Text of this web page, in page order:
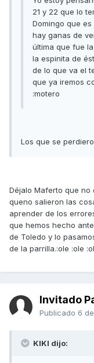
21 y 22 que lo
Domingo que
hay ganas de
última que fue
la espinita de
de lo que va el
que ya iremos
:motero
Los que se
Déjalo Maferto que no
queno salieron las
aprender de los
que hemos hecho
de Toledo y lo
de la parrilla.:ole :ole
Invitado
Publicado 6
KIKI dijo: